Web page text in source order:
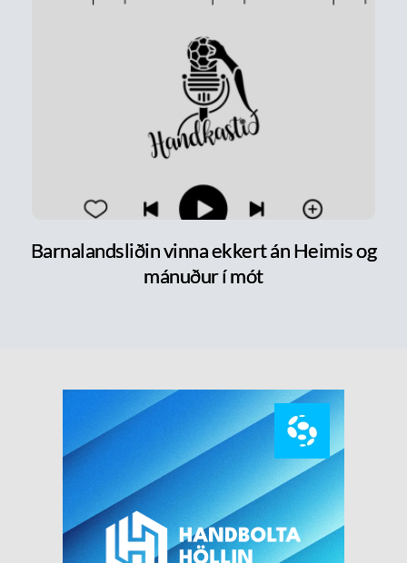
Barnalandsliðin vinna ekkert án Heimis og
mánuður í mót